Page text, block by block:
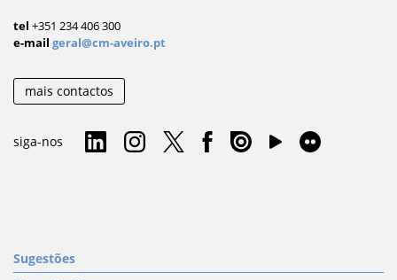
tel +351 234 406 300
e-mail geral@cm-aveiro.pt
mais contactos
siga-nos
Sugestões